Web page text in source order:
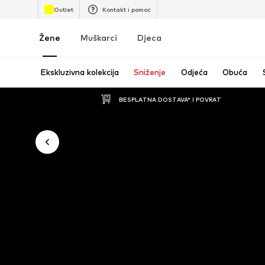
Outlet Kontakt i pomoć
Žene Muškarci Djeca
Ekskluzivna kolekcija Sniženje Odjeća Obuća
BESPLATNA DOSTAVA* I POVRAT